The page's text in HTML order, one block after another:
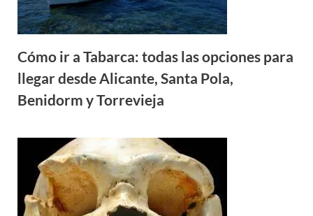
Cómo ir a Tabarca: todas las opciones para
llegar desde Alicante, Santa Pola,
Benidorm y Torrevieja